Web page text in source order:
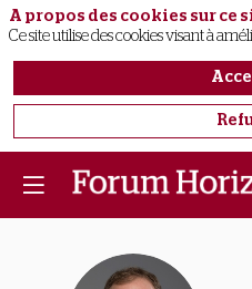
A propos des cookies sur ce
Ce site utilise des cookies visant à